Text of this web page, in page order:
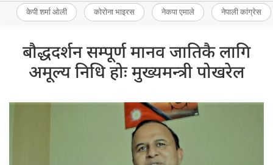
केपी शर्मा ओली कोरोना भाइरस नेकपा एमाले नेपाली कांग्रेस
बौद्धदर्शन सम्पूर्ण मानव जातिकै लागि
अमूल्य निधि होः मुख्यमन्त्री पोखरेल